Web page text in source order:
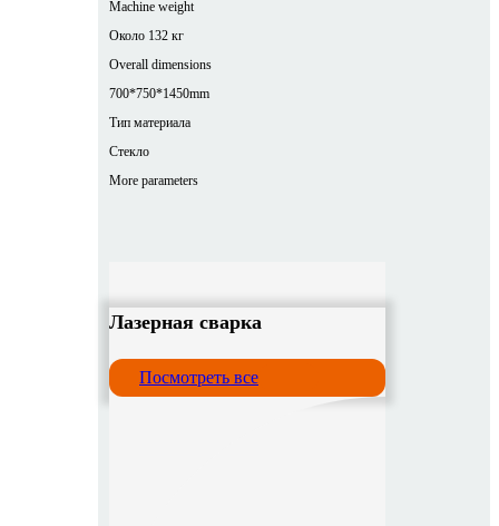
Machine weight
Около 132 кг
Overall dimensions
700*750*1450mm
Тип материала
Стекло
More parameters
Лазерная сварка
Посмотреть все